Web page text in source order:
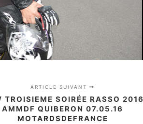
ARTICLE SUIVANT
SOIRÉE RASSO 2016
AMMDF QUIBERON 07.05.16
MOTARDSDEFRANCE